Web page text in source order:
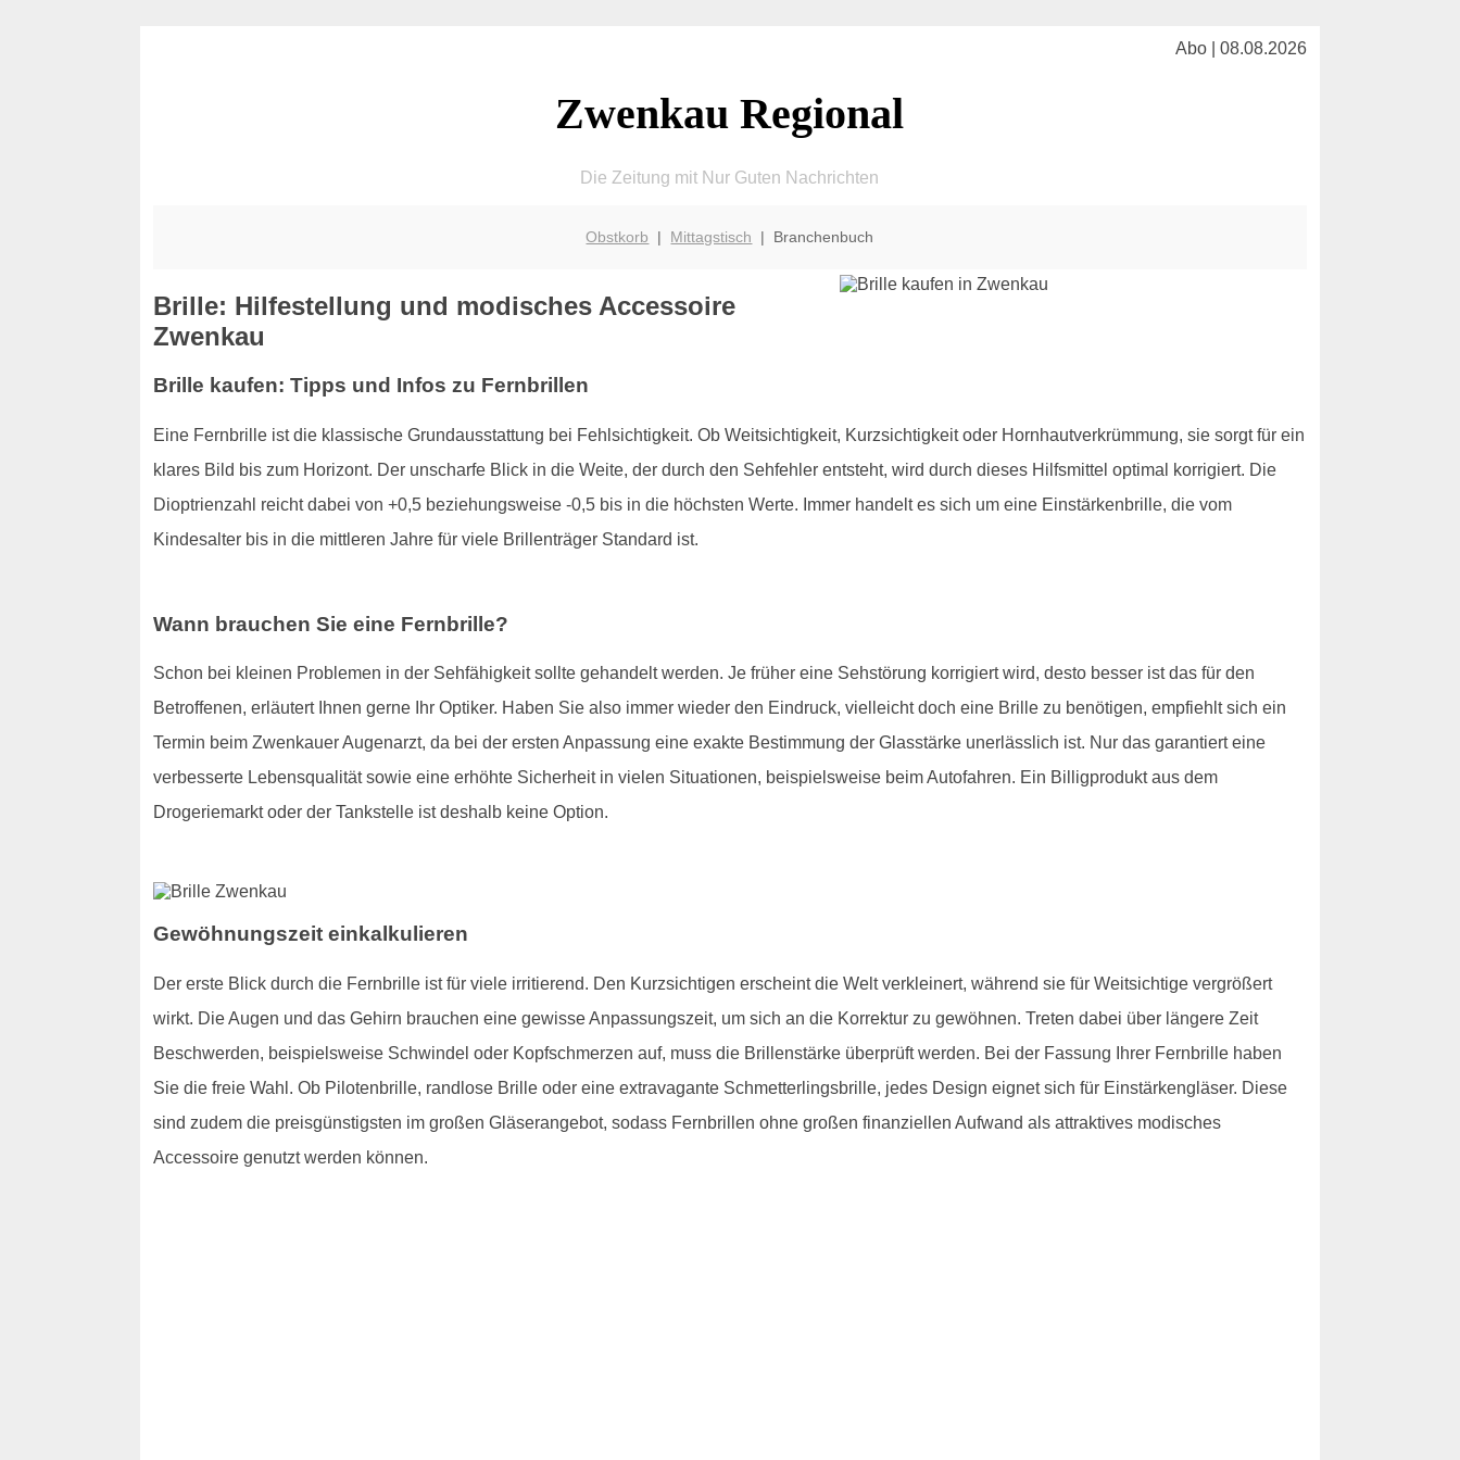
Abo | 08.08.2026
Zwenkau Regional
Die Zeitung mit Nur Guten Nachrichten
Obstkorb | Mittagstisch | Branchenbuch
Brille: Hilfestellung und modisches Accessoire
Zwenkau
Brille kaufen: Tipps und Infos zu Fernbrillen
Eine Fernbrille ist die klassische Grundausstattung bei Fehlsichtigkeit. Ob Weitsichtigkeit, Kurzsichtigkeit oder Hornhautverkrümmung, sie sorgt für ein
klares Bild bis zum Horizont. Der unscharfe Blick in die Weite, der durch den Sehfehler entsteht, wird durch dieses Hilfsmittel optimal korrigiert. Die
Dioptrienzahl reicht dabei von +0,5 beziehungsweise -0,5 bis in die höchsten Werte. Immer handelt es sich um eine Einstärkenbrille, die vom
Kindesalter bis in die mittleren Jahre für viele Brillenträger Standard ist.
Wann brauchen Sie eine Fernbrille?
Schon bei kleinen Problemen in der Sehfähigkeit sollte gehandelt werden. Je früher eine Sehstörung korrigiert wird, desto besser ist das für den
Betroffenen, erläutert Ihnen gerne Ihr Optiker. Haben Sie also immer wieder den Eindruck, vielleicht doch eine Brille zu benötigen, empfiehlt sich ein
Termin beim Zwenkauer Augenarzt, da bei der ersten Anpassung eine exakte Bestimmung der Glasstärke unerlässlich ist. Nur das garantiert eine
verbesserte Lebensqualität sowie eine erhöhte Sicherheit in vielen Situationen, beispielsweise beim Autofahren. Ein Billigprodukt aus dem
Drogeriemarkt oder der Tankstelle ist deshalb keine Option.
Gewöhnungszeit einkalkulieren
Der erste Blick durch die Fernbrille ist für viele irritierend. Den Kurzsichtigen erscheint die Welt verkleinert, während sie für Weitsichtige vergrößert
wirkt. Die Augen und das Gehirn brauchen eine gewisse Anpassungszeit, um sich an die Korrektur zu gewöhnen. Treten dabei über längere Zeit
Beschwerden, beispielsweise Schwindel oder Kopfschmerzen auf, muss die Brillenstärke überprüft werden. Bei der Fassung Ihrer Fernbrille haben
Sie die freie Wahl. Ob Pilotenbrille, randlose Brille oder eine extravagante Schmetterlingsbrille, jedes Design eignet sich für Einstärkengläser. Diese
sind zudem die preisgünstigsten im großen Gläserangebot, sodass Fernbrillen ohne großen finanziellen Aufwand als attraktives modisches
Accessoire genutzt werden können.